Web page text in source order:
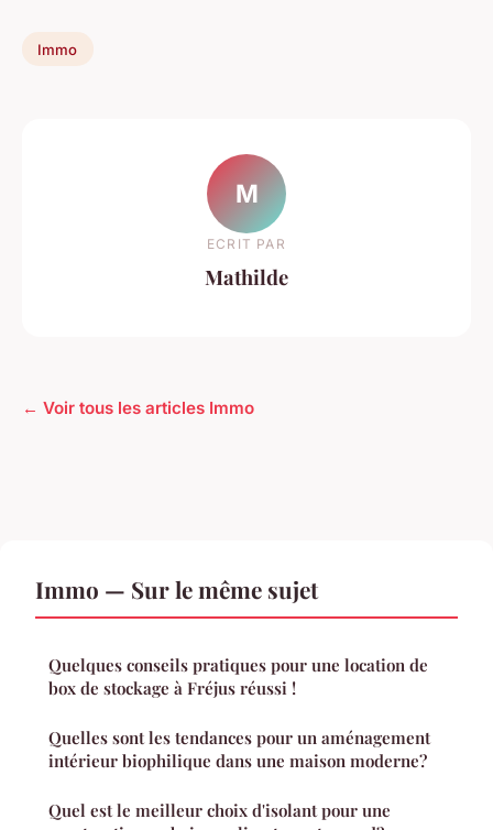
Immo
M
ECRIT PAR
Mathilde
← Voir tous les articles Immo
Immo — Sur le même sujet
Quelques conseils pratiques pour une location de
box de stockage à Fréjus réussi !
Quelles sont les tendances pour un aménagement
intérieur biophilique dans une maison moderne?
Quel est le meilleur choix d'isolant pour une